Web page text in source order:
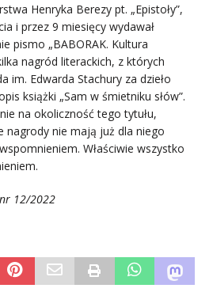
Henryka Berezy pt. „Epistoły”,
i przez 9 miesięcy wydawał
pismo „BABORAK. Kultura
nagród literackich, z których
im. Edwarda Stachury za dzieło
książki „Sam w śmietniku słów”.
na okoliczność tego tytułu,
nagrody nie mają już dla niego
Właściwie wszystko
12/2022